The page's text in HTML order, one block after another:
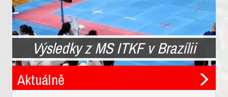
Výsledky z MS ITKF v Brazílii
Aktuálně